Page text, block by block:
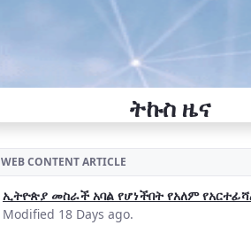
ትኩስ ዜና
WEB CONTENT ARTICLE
ኢትዮጵያ መስራች አባል የሆነችበት የአለም
Modified 18 Days ago.